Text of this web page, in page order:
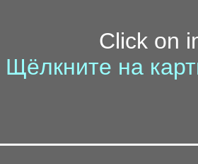
Click on
Щёлкните на